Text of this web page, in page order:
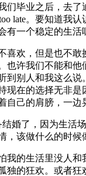
毕业之后，去
late。要知道
有一个稳定的生活
欢，但是也不
许我们不能和
别人和我这么
在的选择无非
己的肩膀，一边
婚了，因为生
该做什么的时候
的生活里没人
的狂欢。或者狂